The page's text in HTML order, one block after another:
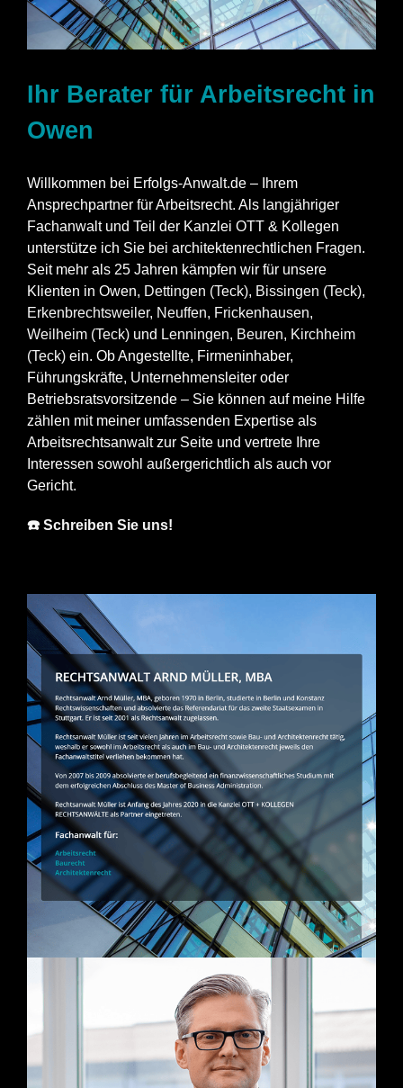
Ihr Berater für Arbeitsrecht in
Owen
Willkommen bei Erfolgs-Anwalt.de – Ihrem
Ansprechpartner für Arbeitsrecht. Als langjähriger
Fachanwalt und Teil der Kanzlei OTT & Kollegen
unterstütze ich Sie bei architektenrechtlichen Fragen.
Seit mehr als 25 Jahren kämpfen wir für unsere
Klienten in Owen, Dettingen (Teck), Bissingen (Teck),
Erkenbrechtsweiler, Neuffen, Frickenhausen,
Weilheim (Teck) und Lenningen, Beuren, Kirchheim
(Teck) ein. Ob Angestellte, Firmeninhaber,
Führungskräfte, Unternehmensleiter oder
Betriebsratsvorsitzende – Sie können auf meine Hilfe
zählen mit meiner umfassenden Expertise als
Arbeitsrechtsanwalt zur Seite und vertrete Ihre
Interessen sowohl außergerichtlich als auch vor
Gericht.
☎️ Schreiben Sie uns!